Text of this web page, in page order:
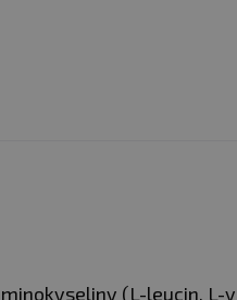
(L-leucin, L-